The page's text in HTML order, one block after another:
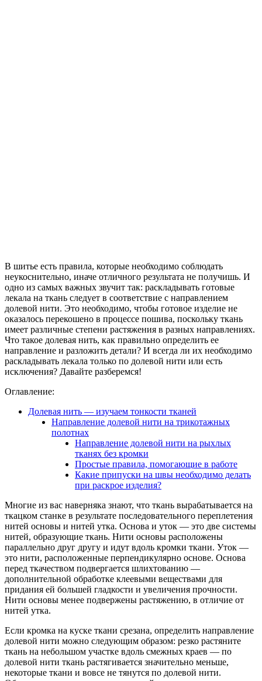
В шитье есть правила, которые необходимо соблюдать
неукоснительно, иначе отличного результата не получишь. И
одно из самых важных звучит так: раскладывать готовые
лекала на ткань следует в соответствие с направлением
долевой нити. Это необходимо, чтобы готовое изделие не
оказалось перекошено в процессе пошива, поскольку ткань
имеет различные степени растяжения в разных направлениях.
Что такое долевая нить, как правильно определить ее
направление и разложить детали? И всегда ли их необходимо
раскладывать лекала только по долевой нити или есть
исключения? Давайте разберемся!
Оглавление:
Долевая нить — изучаем тонкости тканей
Направление долевой нити на трикотажных
полотнах
Направление долевой нити на рыхлых
тканях без кромки
Простые правила, помогающие в работе
Какие припуски на швы необходимо делать
при раскрое изделия?
Многие из вас наверняка знают, что ткань вырабатывается на
ткацком станке в результате последовательного переплетения
нитей основы и нитей утка. Основа и уток — это две системы
нитей, образующие ткань. Нити основы расположены
параллельно друг другу и идут вдоль кромки ткани. Уток —
это нити, расположенные перпендикулярно основе. Основа
перед ткачеством подвергается шлихтованию —
дополнительной обработке клеевыми веществами для
придания ей большей гладкости и увеличения прочности.
Нити основы менее подвержены растяжению, в отличие от
нитей утка.
Если кромка на куске ткани срезана, определить направление
долевой нити можно следующим образом: резко растяните
ткань на небольшом участке вдоль смежных краев — по
долевой нити ткань растягивается значительно меньше,
некоторые ткани и вовсе не тянутся по долевой нити.